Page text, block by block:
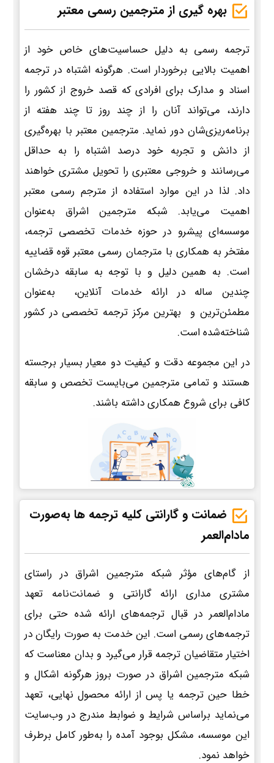
بهره گیری از مترجمین رسمی معتبر
ترجمه رسمی به دلیل حساسیت‌های خاص خود از
اهمیت بالایی برخوردار است. هرگونه اشتباه در ترجمه
اسناد و مدارک برای افرادی که قصد خروج از کشور را
دارند، می‌تواند آنان را از چند روز تا چند هفته از
برنامه‌ریزی‌شان دور نماید. مترجمین معتبر با بهره‌گیری
از دانش و تجربه خود درصد اشتباه را به حداقل
می‌رسانند و خروجی معتبری را تحویل مشتری خواهند
داد. لذا در این موارد استفاده از مترجم رسمی معتبر
اهمیت می‌یابد. شبکه مترجمین اشراق به‌عنوان
موسسه‌ای پیشرو در حوزه خدمات تخصصی ترجمه،
مفتخر به همکاری با مترجمان رسمی معتبر قوه قضاییه
است. به همین دلیل و با توجه به سابقه درخشان
چندین ساله در ارائه خدمات آنلاین، به‌عنوان
مطمئن‌ترین و بهترین مرکز ترجمه تخصصی در کشور
شناخته‌شده است.
در این مجموعه دقت و کیفیت دو معیار بسیار برجسته
هستند و تمامی مترجمین می‌بایست تخصص و سابقه
کافی برای شروع همکاری داشته باشند.
ضمانت و گارانتی کلیه ترجمه ها به‌صورت
مادام‌العمر
از گام‌های مؤثر شبکه مترجمین اشراق در راستای
مشتری مداری ارائه گارانتی و ضمانت‌نامه تعهد
مادام‌العمر در قبال ترجمه‌های ارائه شده حتی برای
ترجمه‌های رسمی است. این خدمت به صورت رایگان در
اختیار متقاضیان ترجمه قرار می‌گیرد و بدان معناست که
شبکه مترجمین اشراق در صورت بروز هرگونه اشکال و
خطا حین ترجمه یا پس از ارائه محصول نهایی، تعهد
می‌نماید براساس شرایط و ضوابط مندرج در وب‌سایت
این موسسه، مشکل بوجود آمده را به‌طور کامل برطرف
خواهد نمود.